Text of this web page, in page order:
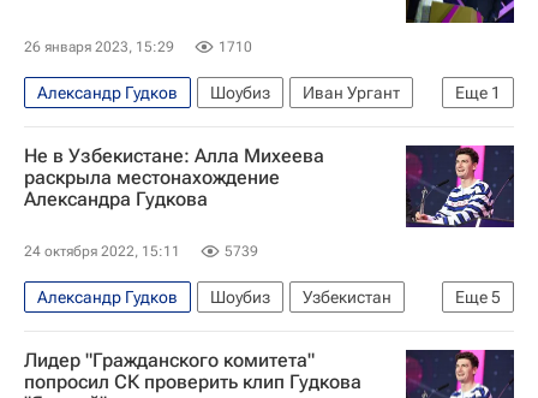
26 января 2023, 15:29 1710
Еще 1
Александр Гудков Шоубиз
Иван Ургант
Москва
Не в Узбекистане: Алла Михеева
раскрыла местонахождение
Александра Гудкова
24 октября 2022, 15:11 5739
Еще5
Александр Гудков Шоубиз
Узбекистан
Ташкент
Латвия
Агата Муцениеце
Иван Ургант
Лидер "Гражданского комитета"
попросил СК проверить клип Гудкова